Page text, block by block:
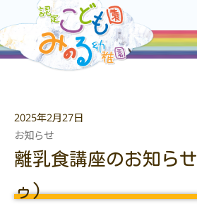
2025年2月27日
お知らせ
離乳食講座のお知らせ
ゥ)